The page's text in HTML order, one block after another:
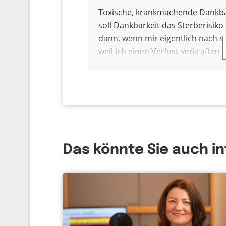
Toxische, krankmachende
soll Dankbarkeit das
dann, wenn mir eigentlich nach
weil ich einen Verlust verkraften
zusammen. Danken bleibt hohl
meinem Fall Gott heißt. Und
krank, sondern zufrieden.
Das könnte Sie auch